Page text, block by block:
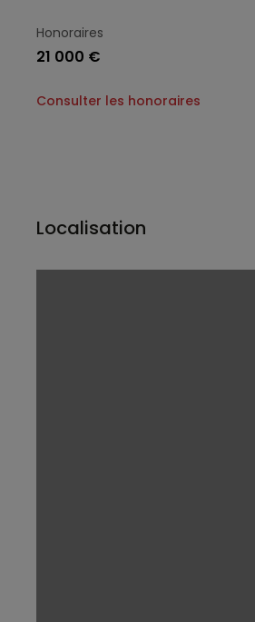
Honoraires
21 000 €
Consulter les honoraires
Localisation